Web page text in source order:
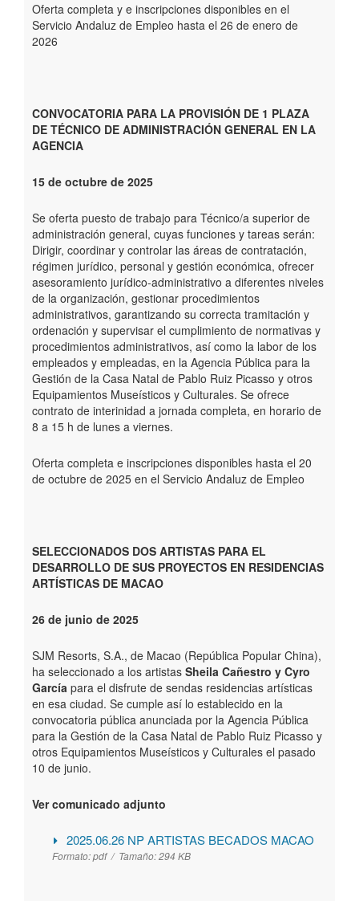
Oferta completa y e inscripciones disponibles en el
Servicio Andaluz de Empleo hasta el 26 de enero de
2026
CONVOCATORIA PARA LA PROVISIÓN DE 1 PLAZA
DE TÉCNICO DE ADMINISTRACIÓN GENERAL EN LA
AGENCIA
15 de octubre de 2025
Se oferta puesto de trabajo para Técnico/a superior de
administración general, cuyas funciones y tareas serán:
Dirigir, coordinar y controlar las áreas de contratación,
régimen jurídico, personal y gestión económica, ofrecer
asesoramiento jurídico-administrativo a diferentes niveles
de la organización, gestionar procedimientos
administrativos, garantizando su correcta tramitación y
ordenación y supervisar el cumplimiento de normativas y
procedimientos administrativos, así como la labor de los
empleados y empleadas, en la Agencia Pública para la
Gestión de la Casa Natal de Pablo Ruiz Picasso y otros
Equipamientos Museísticos y Culturales. Se ofrece
contrato de interinidad a jornada completa, en horario de
8 a 15 h de lunes a viernes.
Oferta completa e inscripciones disponibles hasta el 20
de octubre de 2025 en el Servicio Andaluz de Empleo
SELECCIONADOS DOS ARTISTAS PARA EL
DESARROLLO DE SUS PROYECTOS EN RESIDENCIAS
ARTÍSTICAS DE MACAO
26 de junio de 2025
SJM Resorts, S.A., de Macao (República Popular China),
ha seleccionado a los artistas Sheila Cañestro y Cyro
García para el disfrute de sendas residencias artísticas
en esa ciudad. Se cumple así lo establecido en la
convocatoria pública anunciada por la Agencia Pública
para la Gestión de la Casa Natal de Pablo Ruiz Picasso y
otros Equipamientos Museísticos y Culturales el pasado
10 de junio.
Ver comunicado adjunto
2025.06.26 NP ARTISTAS BECADOS MACAO
Formato:pdf / Tamaño:294 KB